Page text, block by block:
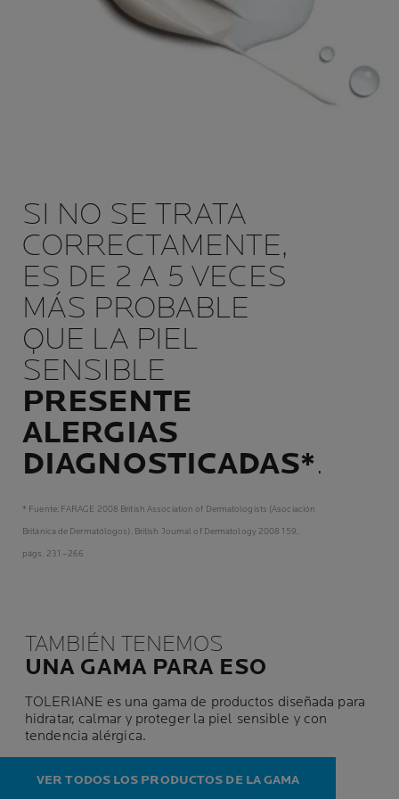
SI NO SE TRATA
CORRECTAMENTE,
ES DE 2 A 5 VECES
MÁS PROBABLE
QUE LA PIEL
SENSIBLE
PRESENTE
ALERGIAS
DIAGNOSTICADAS*.
* Fuente: FARAGE 2008 British Association of Dermatologists (Asociación
Británica de Dermatólogos). British Journal of Dermatology 2008 159,
págs. 231 –266
TAMBIÉN TENEMOS
UNA GAMA PARA ESO
TOLERIANE es una gama de productos diseñada para
hidratar, calmar y proteger la piel sensible y con
tendencia alérgica.
VER TODOS LOS PRODUCTOS DE LA GAMA